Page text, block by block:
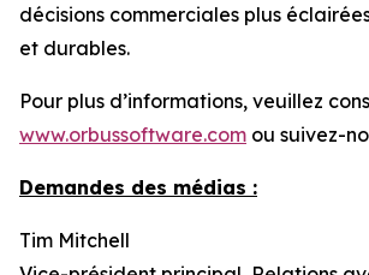
décisions commerciales plus
et durables.
Pour plus d’informations, veuillez
www.orbussoftware.com ou suivez-
Demandes des médias :
Tim Mitchell